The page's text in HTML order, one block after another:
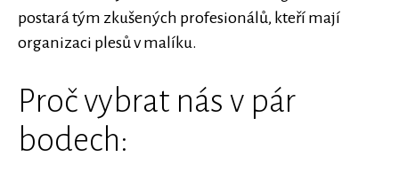
postará tým zkušených profesionálů, kteří mají
organizaci plesů v malíku.
Proč vybrat nás v pár
bodech: